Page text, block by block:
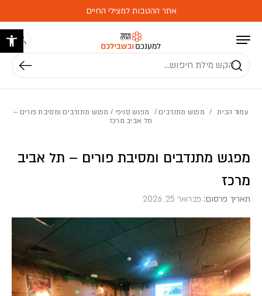
אתר ההטבות למצילי החיים
חיפוש
עמוד הבית / מפגש מתנדבים / מפגש סניפי / מפגש מתנדבים ומסיבת פורים –
תל אביב מרכז
מפגש מתנדבים ומסיבת פורים – תל אביב
מרכז
תאריך פרסום:פברואר 25, 2026